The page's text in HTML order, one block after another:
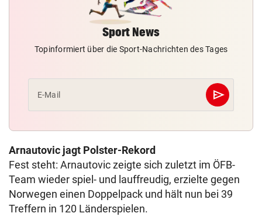
Sport News
Topinformiert über die Sport-Nachrichten des Tages
E-Mail send
Abschicken
Arnautovic jagt Polster-Rekord
Fest steht: Arnautovic zeigte sich zuletzt im ÖFB-
Team wieder spiel- und lauffreudig, erzielte gegen
Norwegen einen Doppelpack und hält nun bei 39
Treffern in 120 Länderspielen.